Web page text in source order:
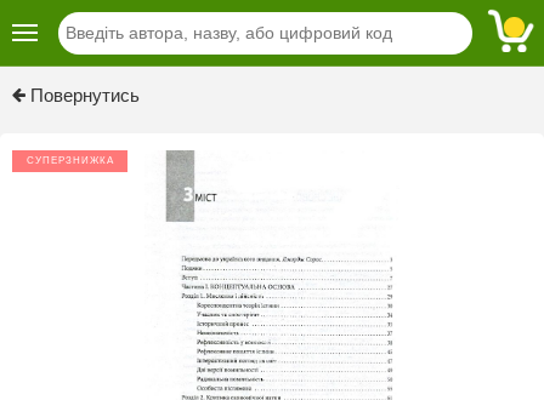
Повернутись
СУПЕРЗНИЖКА